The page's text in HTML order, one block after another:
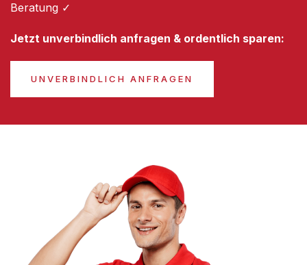
Beratung ✓
Jetzt unverbindlich anfragen & ordentlich sparen:
UNVERBINDLICH ANFRAGEN